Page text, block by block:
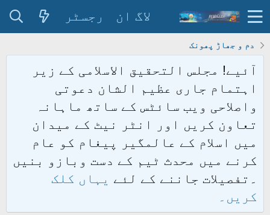
لاگ ان رجسٹر
دم و جھاڑ پھونک
آئیے! مجلس التحقیق الاسلامی کے زیر
اہتمام جاری عظیم الشان دعوتی
واصلاحی ویب سائٹس کے ساتھ ماہانہ
تعاون کریں اور انٹر نیٹ کے میدان
میں اسلام کے عالمگیر پیغام کو عام
کرنے میں محدث ٹیم کے دست وبازو بنیں
۔تفصیلات جاننے کے لئے یہاں کلک
کریں۔